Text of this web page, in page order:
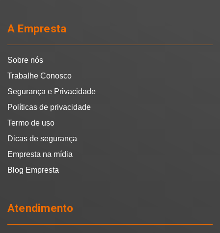
A Empresta
Sobre nós
Trabalhe Conosco
Segurança e Privacidade
Políticas de privacidade
Termo de uso
Dicas de segurança
Empresta na mídia
Blog Empresta
Atendimento